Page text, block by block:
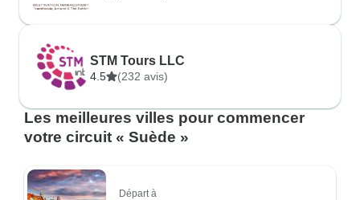
STM Tours LLC
4.5 (232 avis)
Les meilleures villes pour commencer
votre circuit « Suède »
Départ à